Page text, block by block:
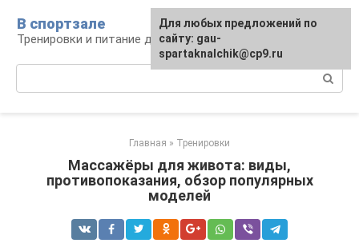
контенту
В спортзале
Тренировки и питание для здоровья
Главная » Тренировки
Массажёры для живота: виды,
противопоказания, обзор популярных
моделей
Для любых предложений по
сайту: gau-
spartaknalchik@cp9.ru